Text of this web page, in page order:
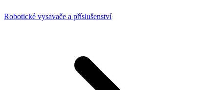
Robotické vysavače a příslušenství